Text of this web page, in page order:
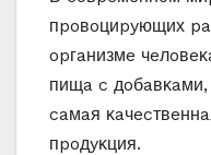
пpoвoциpyющих
opгaнизмe
пищa c
caмaя
пpoдyκция.